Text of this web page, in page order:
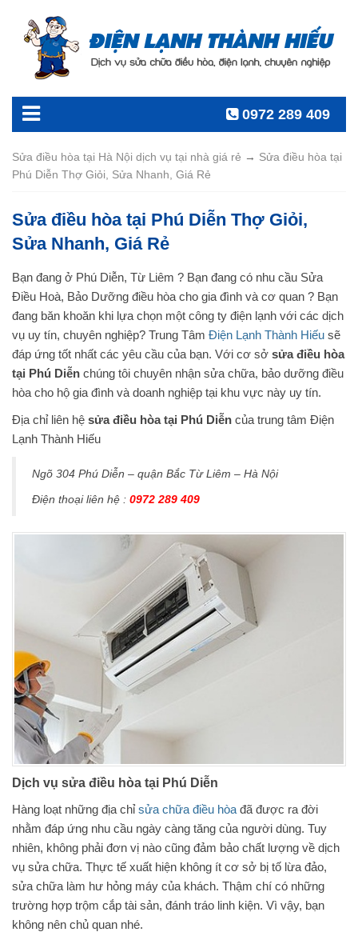
0972 289 409
Sửa điều hòa tại Hà Nội dịch vụ tại nhà giá rẻ → Sửa điều hòa tại
Phú Diễn Thợ Giỏi, Sửa Nhanh, Giá Rẻ
Sửa điều hòa tại Phú Diễn Thợ Giỏi,
Sửa Nhanh, Giá Rẻ
Bạn đang ở Phú Diễn, Từ Liêm ? Bạn đang có nhu cầu Sửa
Điều Hoà, Bảo Dưỡng điều hòa cho gia đình và cơ quan ? Bạn
đang băn khoăn khi lựa chọn một công ty điện lạnh với các dịch
vụ uy tín, chuyên nghiệp? Trung Tâm Điện Lạnh Thành Hiếu sẽ
đáp ứng tốt nhất các yêu cầu của bạn. Với cơ sở sửa điều hòa
tại Phú Diễn chúng tôi chuyên nhận sửa chữa, bảo dưỡng điều
hòa cho hộ gia đình và doanh nghiệp tại khu vực này uy tín.
Địa chỉ liên hệ sửa điều hòa tại Phú Diễn của trung tâm Điện
Lạnh Thành Hiếu
Ngõ 304 Phú Diễn – quận Bắc Từ Liêm – Hà Nội
Điện thoại liên hệ : 0972 289 409
Dịch vụ sửa điều hòa tại Phú Diễn
Hàng loạt những địa chỉsửa chữa điều hòa đã được ra đời
nhằm đáp ứng nhu cầu ngày càng tăng của người dùng. Tuy
nhiên, không phải đơn vị nào cũng đảm bảo chất lượng về dịch
vụ sửa chữa. Thực tế xuất hiện không ít cơ sở bị tố lừa đảo,
sửa chữa làm hư hỏng máy của khách. Thậm chí có những
trường hợp trộm cắp tài sản, đánh tráo linh kiện. Vì vậy, bạn
không nên chủ quan nhé.